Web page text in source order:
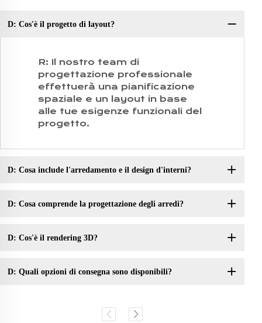
D: Cos'è il progetto di layout?
R: Il nostro team di
progettazione professionale
effettuerà una pianificazione
spaziale e un layout in base
alle tue esigenze funzionali del
progetto.
D: Cosa include l'arredamento e il design d'interni?
D: Cosa comprende la progettazione degli arredi?
D: Cos'è il rendering 3D?
D: Quali opzioni di consegna sono disponibili?